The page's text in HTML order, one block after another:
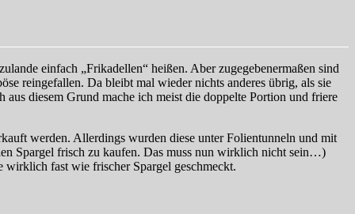
einfach „Frikadellen“ heißen. Aber zugegebenermaßen sind
reingefallen. Da bleibt mal wieder nichts anderes übrig, als sie
diesem Grund mache ich meist die doppelte Portion und friere
werden. Allerdings wurden diese unter Folientunneln und mit
Spargel frisch zu kaufen. Das muss nun wirklich nicht sein…)
wirklich fast wie frischer Spargel geschmeckt.